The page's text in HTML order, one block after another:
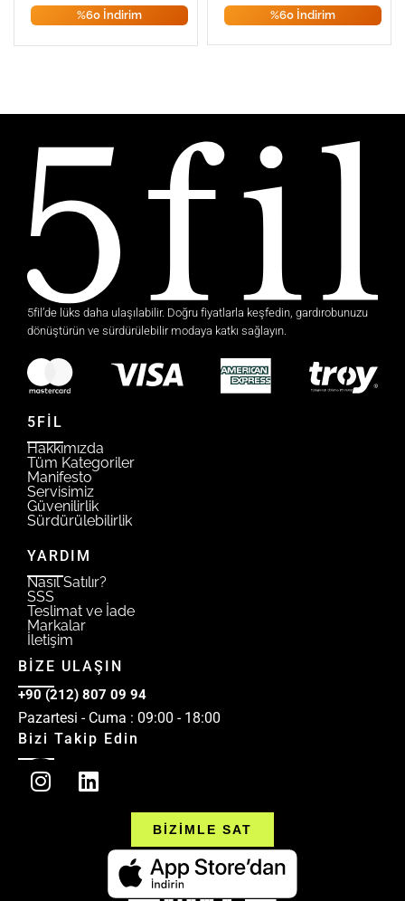
%60 İndirim %60 İndirim
5fil’de lüks daha ulaşılabilir. Doğru fiyatlarla keşfedin, gardırobunuzu
dönüştürün ve sürdürülebilir modaya katkı sağlayın.
5FİL
Hakkımızda
Tüm Kategoriler
Manifesto
Servisimiz
Güvenilirlik
Sürdürülebilirlik
YARDIM
Nasıl Satılır?
SSS
Teslimat ve İade
Markalar
İletişim
BİZE ULAŞIN
+90 (212) 807 09 94
Pazartesi - Cuma : 09:00 - 18:00
Bizi Takip Edin
BİZİMLE SAT